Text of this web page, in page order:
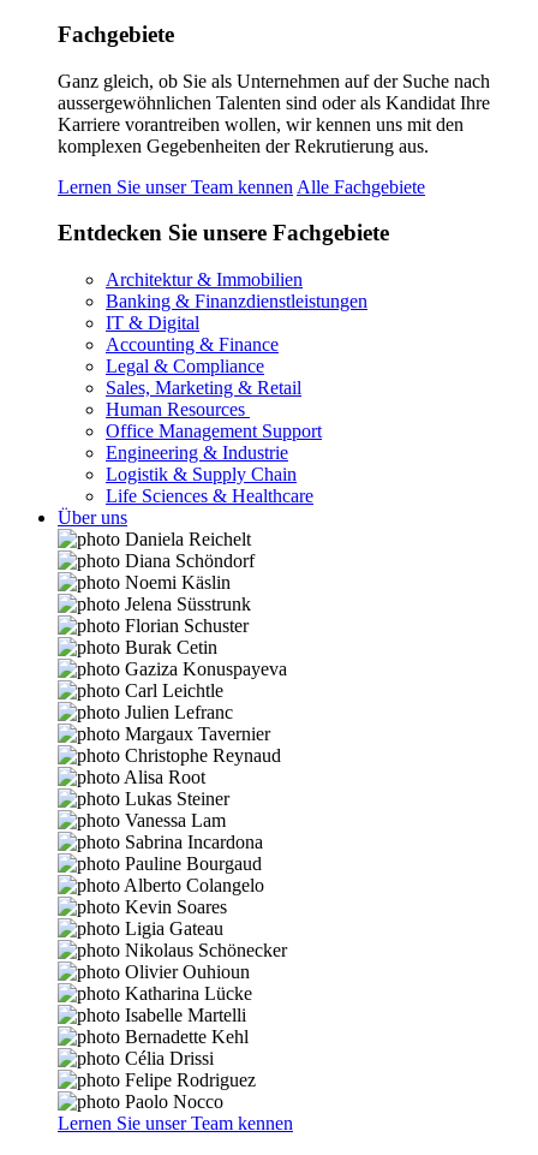
Fachgebiete
Ganz gleich, ob Sie als Unternehmen auf der Suche nach
aussergewöhnlichen Talenten sind oder als Kandidat Ihre
Karriere vorantreiben wollen, wir kennen uns mit den
komplexen Gegebenheiten der Rekrutierung aus.
Lernen Sie unser Team kennen Alle Fachgebiete
Entdecken Sie unsere Fachgebiete
Architektur & Immobilien
Banking & Finanzdienstleistungen
IT & Digital
Accounting & Finance
Legal & Compliance
Sales, Marketing & Retail
Human Resources
Office Management Support
Engineering & Industrie
Logistik & Supply Chain
Life Sciences & Healthcare
Über uns
Lernen Sie unser Team kennen